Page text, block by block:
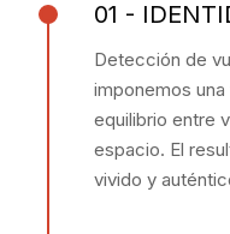
01 -
Detección de
imponemos
equilibrio entre
espacio. El
vivido y